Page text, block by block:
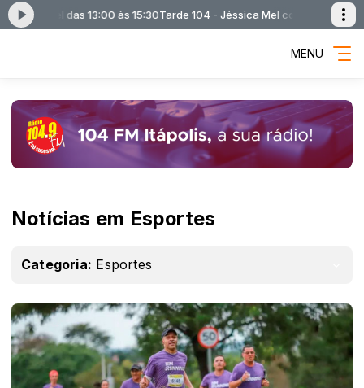
das 13:00 às 15:30Tarde 104 - Jéssica Mel com Tarde 104 -
MENU
Notícias em Esportes
Categoria: Esportes